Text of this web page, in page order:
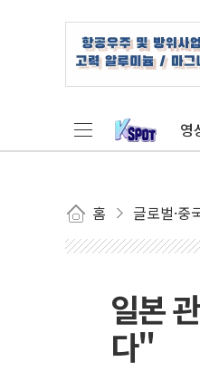
영
홈 글로벌·중
일본
다"